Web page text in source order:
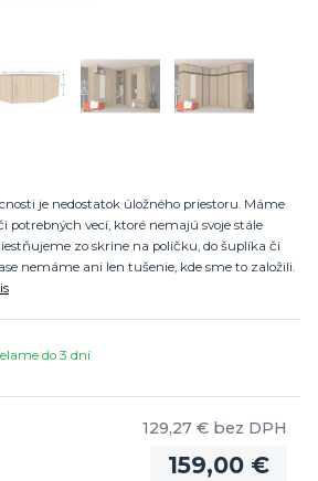
je nedostatok úložného priestoru. Máme
potrebných vecí, ktoré nemajú svoje stále
zo skrine na poličku, do šuplíka či
nemáme ani len tušenie, kde sme to založili.
do 3 dní
159,00 €
129,27 € bez DPH